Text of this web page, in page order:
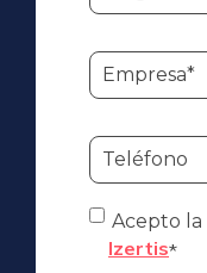
Acepto la
Izertis*